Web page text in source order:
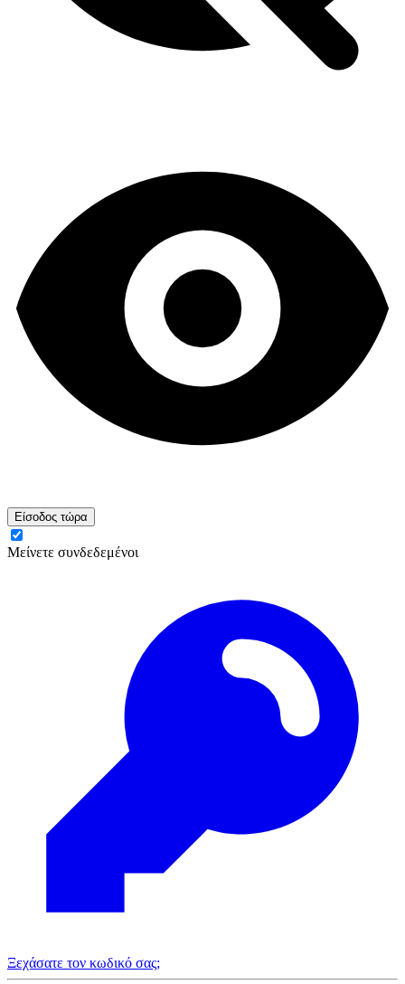
Είσοδος τώρα
Μείνετε συνδεδεμένοι
Ξεχάσατε τον κωδικό σας;